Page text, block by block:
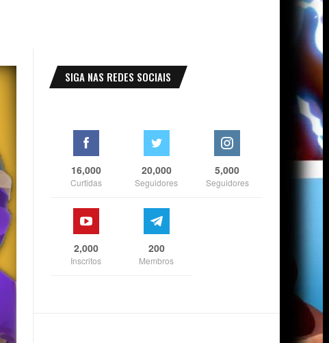
SIGA NAS REDES SOCIAIS
16,000
Curtidas
20,000
Seguidores
5,000
Seguidores
2,000
Inscritos
200
Membros